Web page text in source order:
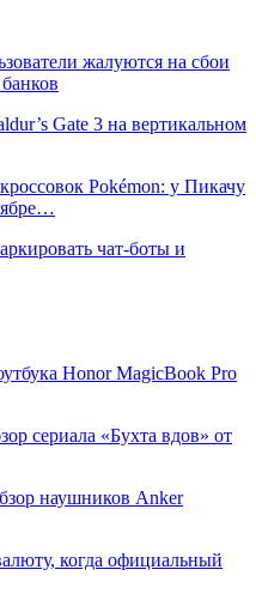
жалуются на сбои
Gate 3 на вертикальном
Pokémon: у Пикачу
чат-боты и
Honor MagicBook Pro
сериала «Бухта вдов» от
наушников Anker
когда официальный